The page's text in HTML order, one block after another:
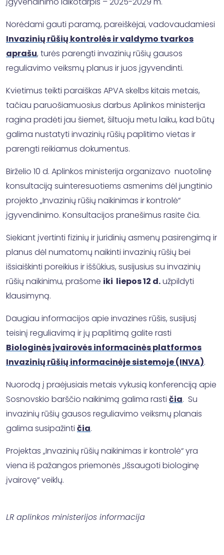
Norėdami gauti paramą, pareiškėjai, vadovaudamiesi
Invazinių rūšių kontrolės ir valdymo tvarkos
aprašu, turės parengti invazinių rūšių gausos
reguliavimo veiksmų planus ir juos įgyvendinti.
Kvietimus teikti paraiškas APVA skelbs kitais metais,
tačiau paruošiamuosius darbus Aplinkos ministerija
ragina pradėti jau šiemet, šiltuoju metu laiku, kad būtų
galima nustatyti invazinių rūšių paplitimo vietas ir
parengti reikiamus dokumentus.
Birželio 10 d. Aplinkos ministerija organizavo nuotolinę
konsultaciją suinteresuotiems asmenims dėl jungtinio
projekto „Invazinių rūšių naikinimas ir kontrolė“
įgyvendinimo. Konsultacijos pranešimus rasite čia.
Siekiant įvertinti fizinių ir juridinių asmenų pasirengimą ir
planus dėl numatomų naikinti invazinių rūšių bei
išsiaiškinti poreikius ir iššūkius, susijusius su invazinių
rūšių naikinimu, prašome iki liepos 12 d.užpildyti
klausimyną.
Daugiau informacijos apie invazines rūšis, susijusį
teisinį reguliavimą ir jų paplitimą galite rasti
Biologinės įvairovės informacinės platformos
Invazinių rūšių informacinėje sistemoje (INVA).
Nuorodą į praėjusiais metais vykusią konferenciją apie
Sosnovskio barščio naikinimą galima rasti čia. Su
invazinių rūšių gausos reguliavimo veiksmų planais
galima susipažinti čia.
Projektas „Invazinių rūšių naikinimas ir kontrolė“ yra
viena iš pažangos priemonės „Išsaugoti biologinę
įvairovę“ veiklų.
LR aplinkos ministerijos informacija